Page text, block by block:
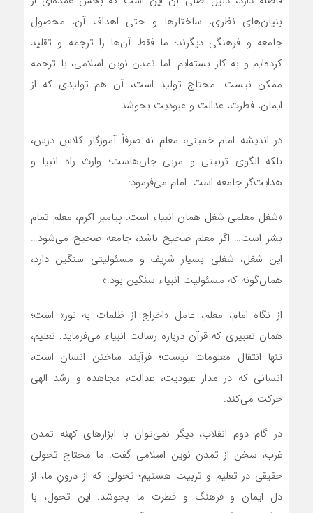
بنیان‌های نظری، ساختارها و حتی اهداف آن، محصول
جامعه و فرهنگی دیگرند؛ ما فقط آن‌ها را ترجمه و تقلید
کرده‌ایم و به کار بسته‌ایم. اما تمدن نوین اسلامی، با ترجمه
ممکن نیست. محتاج تولید است، آن هم تولیدی که از
ایمان، فطرت، عدالت و عبودیت بجوشد.
در اندیشه امام خمینی، معلم نه صرفاً آموزگار کلاس درس،
بلکه الگوی تربیتی و مربی جان‌هاست؛ وارث راه انبیا و
هدایت‌گر جامعه است. امام می‌فرمود:
«شغل معلمی شغل همان انبیاء است. پیامبر اکرم، معلم تمام
بشر است… اگر معلم صحیح باشد، جامعه صحیح می‌شود…
این شغل، شغلی بسیار شریف و مسئولیتی سنگین دارد،
همان‌گونه که مسئولیت انبیاء سنگین بود.»
از نگاه امام، معلم، عامل «اخراج از ظلمات به نور» است؛
همان تعبیری که قرآن درباره رسالت انبیاء می‌فرماید. تعلیم،
تنها انتقال معلومات نیست؛ فرآیند ساختن انسان است،
انسانی که در مدار عبودیت، عدالت، مجاهده و رشد الهی
حرکت می‌کند.
در گام دوم انقلاب، دیگر نمی‌توان با ابزارهای کهنه تمدن
غرب، سخن از تمدن نوین اسلامی گفت. ما محتاج تحولی
حقیقی در تعلیم و تربیت هستیم؛ تحولی که از درونِ ما، از
دل ایمان و فرهنگ و فطرت ما بجوشد. این تحول، با